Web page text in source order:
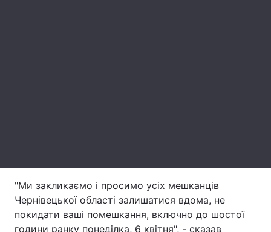
"Ми закликаємо і просимо усіх мешканців
Чернівецької області залишатися вдома, не
покидати ваші помешкання, включно до шостої
години ранку понеділка, 6 квітня", - сказав